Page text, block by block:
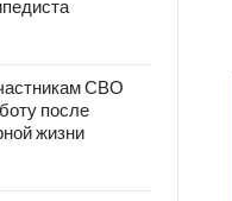
СВО
после
жизни